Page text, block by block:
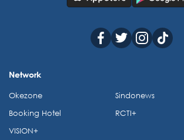
Network
Okezone
Booking Hotel
VISION+
Sindonews
RCTI+